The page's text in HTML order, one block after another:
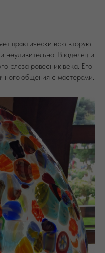
практически всю вторую
неудивительно. Владелец и
слова ровесник века. Его
общения с мастерами.